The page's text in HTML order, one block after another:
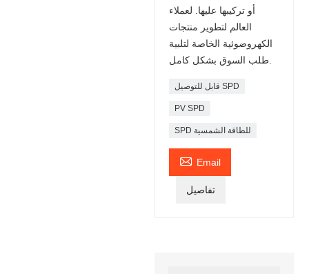
أو تركيبها عليها. لعملاء
العالم لتطوير منتجات
الكهروضوئية الخاصة لتلبية
قابل للتوصيل SPD
PV SPD
SPD للطاقة الشمسية
 Email
تفاصيل